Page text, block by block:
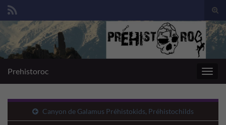
Search for:
Prehistoroc
Canyon de Galamus Préhistokids, Préhistochilds